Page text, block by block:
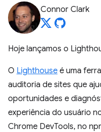
Connor Clark
Hoje lançamos o
O Lighthouse é uma
auditoria de sites que
oportunidades e
experiência do usuário
Chrome DevTools, no